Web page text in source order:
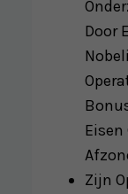
Door
Zijn